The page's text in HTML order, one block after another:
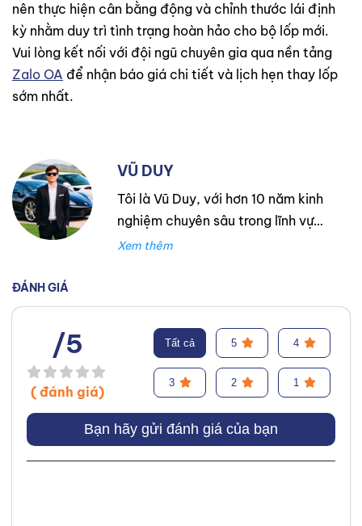
nên thực hiện cân bằng động và chỉnh thước lái định
kỳ nhằm duy trì tình trạng hoàn hảo cho bộ lốp mới.
Vui lòng kết nối với đội ngũ chuyên gia qua nền tảng
Zalo OA để nhận báo giá chi tiết và lịch hẹn thay lốp
sớm nhất.
VŨ DUY
Tôi là Vũ Duy, với hơn 10 năm kinh
nghiệm chuyên sâu trong lĩnh vực
lốp xe. Trong suốt thời gian đó,
viên lốp xe, chuyên lắp ráp và
cân bằng lốp hiệu suất cao.
Trước đó, tôi đã tích lũy kinh
nghiệm tại hãng Mercedes với vai
trò kỹ sư Công Nghệ Ô Tô. Tôi tự
hào đã tư vấn thành công cho
hơn 3000+ khách hàng, giúp họ
lựa chọn được loại lốp phù hợp,
ĐÁNH GIÁ
/5
( đánh giá)
Tất cả 5 4
3 2 1
Bạn hãy gửi đánh giá của bạn